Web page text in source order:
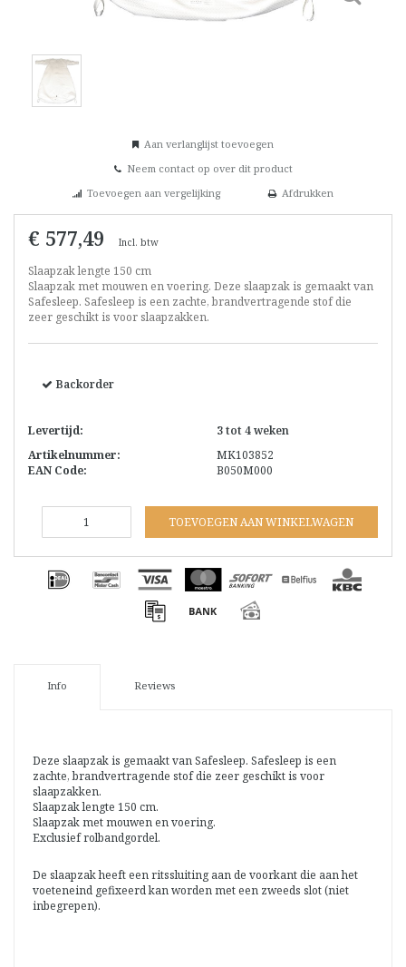
Aan verlanglijst toevoegen
Neem contact op over dit product
Toevoegen aan vergelijking
Afdrukken
€ 577,49 Incl. btw
Slaapzak lengte 150 cm
Slaapzak met mouwen en voering. Deze slaapzak is gemaakt van
Safesleep. Safesleep is een zachte, brandvertragende stof die
zeer geschikt is voor slaapzakken.
Backorder
Levertijd:
3 tot 4 weken
Artikelnummer:
MK103852
EAN Code:
B050M000
TOEVOEGEN AAN WINKELWAGEN
Info Reviews
Deze slaapzak is gemaakt van Safesleep. Safesleep is een
zachte, brandvertragende stof die zeer geschikt is voor
slaapzakken.
Slaapzak lengte 150 cm.
Slaapzak met mouwen en voering.
Exclusief rolbandgordel.
De slaapzak heeft een ritssluiting aan de voorkant die aan het
voeteneind gefixeerd kan worden met een zweeds slot (niet
inbegrepen).